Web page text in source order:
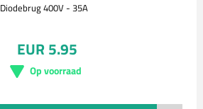
Diodebrug 400V - 35A
EUR 5.95
Op voorraad